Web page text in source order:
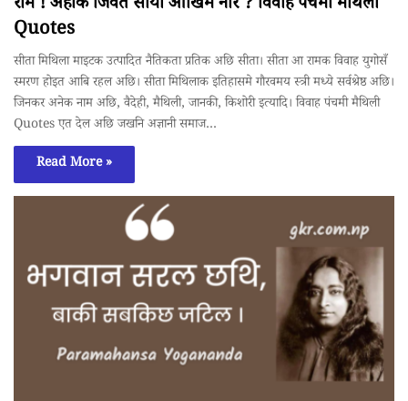
राम ! अहाँक जिवते सीया आँखिमे नोर ? विवाह पंचमी मैथिली
Quotes
सीता मिथिला माइटक उत्पादित नैतिकता प्रतिक अछि सीता। सीता आ रामक विवाह युगोसँ
स्मरण होइत आबि रहल अछि। सीता मिथिलाक इतिहासमे गाैरवमय स्त्री मध्ये सर्वश्रेष्ठ अछि।
जिनकर अनेक नाम अछि, वैदेही, मैथिली, जानकी, किशोरी इत्यादि। विवाह पंचमी मैथिली
Quotes एत देल अछि जखनि अज्ञानी समाज…
Read More »